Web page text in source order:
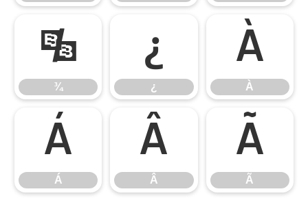
¾
¾
¿
¿
À
À
Á
Á
Â
Â
Ã
Ã